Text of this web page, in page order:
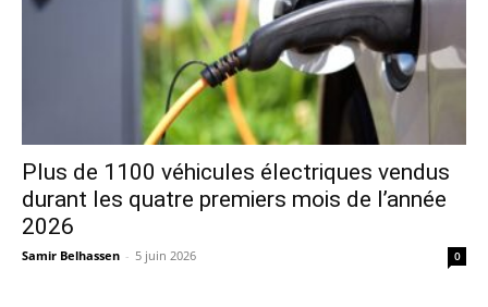
Plus de 1100 véhicules électriques vendus
durant les quatre premiers mois de l’année
2026
Samir Belhassen - 5 juin 2026 0